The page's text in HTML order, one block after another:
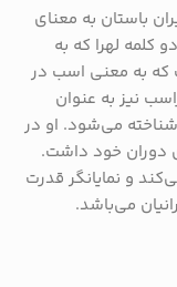
باستان به معنای
کلمه لهرا که به
که به معنی اسب در
نیز به عنوان
شناخته می‌شود. او در
دوران خود داشت.
و نمایانگر قدرت
می‌باشد.